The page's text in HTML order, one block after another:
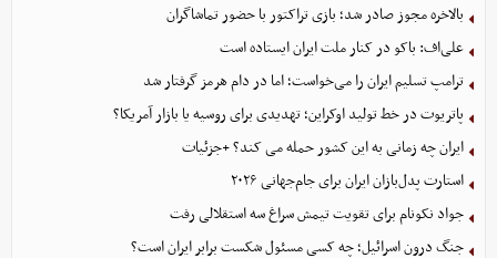
بالاخره مجوز صادر شد؛ بازی تراکتور با حضور تماشاگران
علی‌اف: باکو در کنار ملت ایران ایستاده است
ترامپ تسلیم ایران را می‌خواست؛ اما در دام هرمز گرفتار شد
پاتریوت در خط تولید اوکراین؛ تهدیدی برای روسیه یا بازار آمریکا؟
ایران چه زمانی به این کشور حمله می کند؟ +جزئیات
استارت پدل‌بازان ایران برای جام‌جهانی ۲۰۲۶
جواد نکونام برای تقویت تیمش سراغ سه استقلالی رفت
جنگ درون اسرائیل؛ چه کسی مسئول شکست برابر ایران است؟